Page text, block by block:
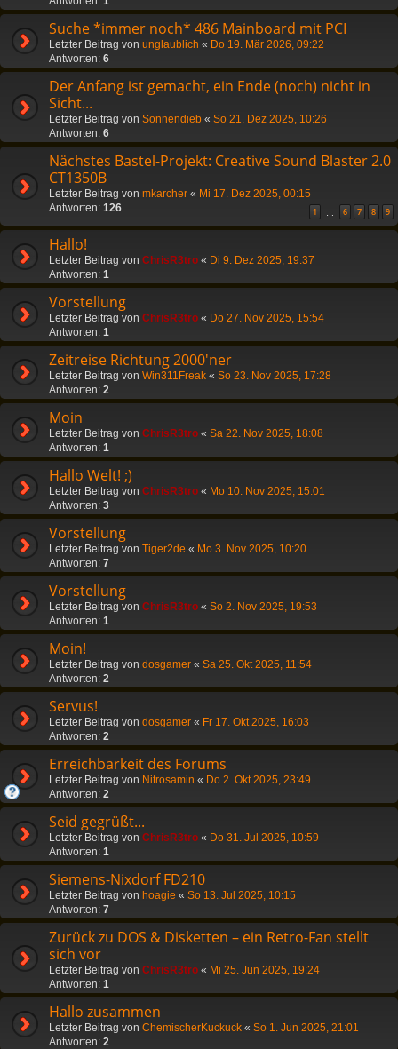
Suche *immer noch* 486 Mainboard mit PCI
Letzter Beitrag von unglaublich « Do 19. Mär 2026, 09:22
Antworten: 6
Der Anfang ist gemacht, ein Ende (noch) nicht in
Sicht...
Letzter Beitrag von Sonnendieb « So 21. Dez 2025, 10:26
Antworten: 6
Nächstes Bastel-Projekt: Creative Sound Blaster 2.0
CT1350B
Letzter Beitrag von mkarcher « Mi 17. Dez 2025, 00:15
Antworten: 126 1 6 7 8 9
Hallo!
Letzter Beitrag von ChrisR3tro « Di 9. Dez 2025, 19:37
Antworten: 1
Vorstellung
Letzter Beitrag von ChrisR3tro « Do 27. Nov 2025, 15:54
Antworten: 1
Zeitreise Richtung 2000'ner
Letzter Beitrag von Win311Freak « So 23. Nov 2025, 17:28
Antworten: 2
Moin
Letzter Beitrag von ChrisR3tro « Sa 22. Nov 2025, 18:08
Antworten: 1
Hallo Welt! ;)
Letzter Beitrag von ChrisR3tro « Mo 10. Nov 2025, 15:01
Antworten: 3
Vorstellung
Letzter Beitrag von Tiger2de « Mo 3. Nov 2025, 10:20
Antworten: 7
Vorstellung
Letzter Beitrag von ChrisR3tro « So 2. Nov 2025, 19:53
Antworten: 1
Moin!
Letzter Beitrag von dosgamer « Sa 25. Okt 2025, 11:54
Antworten: 2
Servus!
Letzter Beitrag von dosgamer « Fr 17. Okt 2025, 16:03
Antworten: 2
Erreichbarkeit des Forums
Letzter Beitrag von Nitrosamin « Do 2. Okt 2025, 23:49
Antworten: 2
Seid gegrüßt...
Letzter Beitrag von ChrisR3tro « Do 31. Jul 2025, 10:59
Antworten: 1
Siemens-Nixdorf FD210
Letzter Beitrag von hoagie « So 13. Jul 2025, 10:15
Antworten: 7
Zurück zu DOS & Disketten – ein Retro-Fan stellt
sich vor
Letzter Beitrag von ChrisR3tro « Mi 25. Jun 2025, 19:24
Antworten: 1
Hallo zusammen
Letzter Beitrag von ChemischerKuckuck « So 1. Jun 2025, 21:01
Antworten: 2